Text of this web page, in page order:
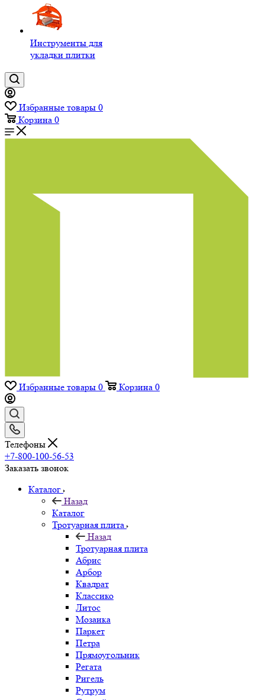
Инструменты для
укладки плитки
Избранные товары 0
Корзина 0
Избранные товары 0 Корзина 0
Телефоны
+7-800-100-56-53
Заказать звонок
Каталог
Назад
Каталог
Тротуарная плита
Назад
Тротуарная плита
Абрис
Арбор
Квадрат
Классико
Литос
Мозаика
Паркет
Петра
Прямоугольник
Регата
Ригель
Рутрум